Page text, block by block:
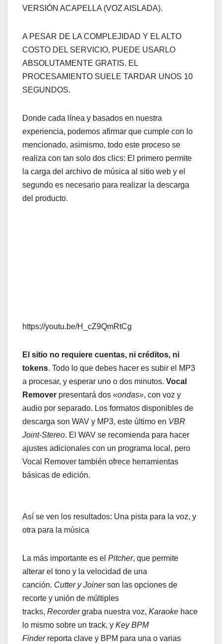
VERSIÓN ACAPELLA (VOZ AISLADA).
A PESAR DE LA COMPLEJIDAD Y EL ALTO
COSTO DEL SERVICIO, PUEDE USARLO
ABSOLUTAMENTE GRATIS. EL
PROCESAMIENTO SUELE TARDAR UNOS 10
SEGUNDOS.
Donde cada línea y basados en nuestra
experiencia, podemos afirmar que cumple con lo
mencionado, asimismo, todo este proceso se
realiza con tan solo dos clics: El primero permite
la carga del archivo de música al sitio web y el
segundo es necesario para realizar la descarga
del producto.
https://youtu.be/H_cZ9QmRtCg
El sitio no requiere cuentas, ni créditos, ni
tokens. Todo lo que debes hacer es subir el MP3
a procesar, y esperar uno o dos minutos. Vocal
Remover presentará dos «ondas», con voz y
audio por separado. Los formatos disponibles de
descarga son WAV y MP3, este último en VBR
Joint-Stereo. El WAV se recomienda para hacer
ajustes adicionales con un programa local, pero
Vocal Remover también ofrece herramientas
básicas de edición.
Así se ven los resultados: Una pista para la voz, y
otra para la música
La más importante es el Pitcher, que permite
alterar el tono y la velocidad de una
canción. Cutter y Joinerson las opciones de
recorte y unión de múltiples
tracks, Recordergraba nuestra voz, Karaoke hace
lo mismo sobre un track, y Key BPM
Finderreporta clave y BPM para una o varias